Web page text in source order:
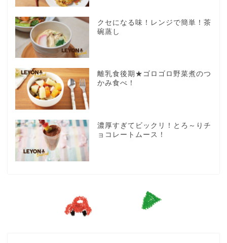
クセになる味！レンジで簡単！茶
碗蒸し
離乳食後期★ゴロゴロ野菜煮のつ
かみ食べ！
濃厚すぎてビックリ！とろ～りチ
ョコレートムース！